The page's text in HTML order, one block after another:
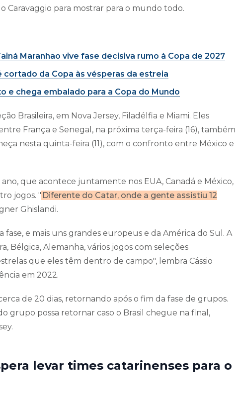
Caravaggio para mostrar para o mundo todo.
Maranhão vive fase decisiva rumo à Copa de 2027
da Copa às vésperas da estreia
e chega embalado para a Copa do Mundo
Brasileira, em Nova Jersey, Filadélfia e Miami. Eles
França e Senegal, na próxima terça-feira (16), também
nesta quinta-feira (11), com o confronto entre México e
que acontece juntamente nos EUA, Canadá e México,
jogos. " Diferente do Catar, onde a gente assistiu 12
Ghislandi.
fase, e mais uns grandes europeus e da América do Sul. A
Bélgica, Alemanha, vários jogos com seleções
que eles têm dentro de campo", lembra Cássio
em 2022.
de 20 dias, retornando após o fim da fase de grupos.
grupo possa retornar caso o Brasil chegue na final,
levar times catarinenses para o